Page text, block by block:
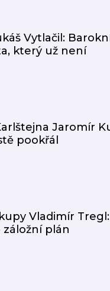
Vytlačil:
který už není
Jaromír
pookřál
Vladimír
plán